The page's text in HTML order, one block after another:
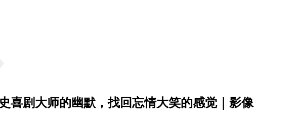
喜剧大师的幽默，找回忘情大笑的感觉｜影像